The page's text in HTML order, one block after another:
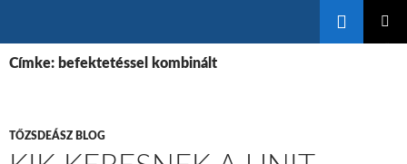
A
Címke: befektetéssel kombinált
TŐZSDEÁSZ BLOG